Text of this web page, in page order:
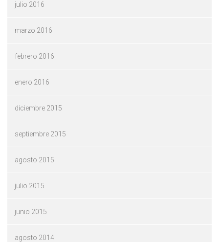
julio 2016
marzo 2016
febrero 2016
enero 2016
diciembre 2015
septiembre 2015
agosto 2015
julio 2015
junio 2015
agosto 2014